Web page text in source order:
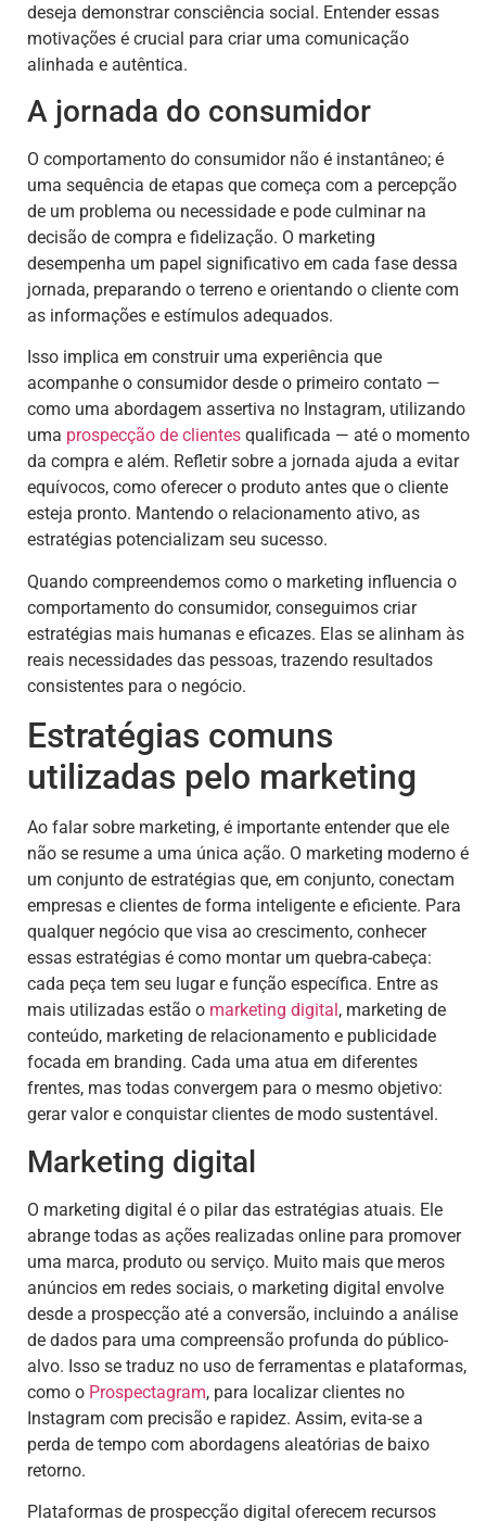
deseja demonstrar consciência social. Entender essas
motivações é crucial para criar uma comunicação
alinhada e autêntica.
A jornada do consumidor
O comportamento do consumidor não é instantâneo; é
uma sequência de etapas que começa com a percepção
de um problema ou necessidade e pode culminar na
decisão de compra e fidelização. O marketing
desempenha um papel significativo em cada fase dessa
jornada, preparando o terreno e orientando o cliente com
as informações e estímulos adequados.
Isso implica em construir uma experiência que
acompanhe o consumidor desde o primeiro contato —
como uma abordagem assertiva no Instagram, utilizando
uma prospecção de clientes qualificada — até o momento
da compra e além. Refletir sobre a jornada ajuda a evitar
equívocos, como oferecer o produto antes que o cliente
esteja pronto. Mantendo o relacionamento ativo, as
estratégias potencializam seu sucesso.
Quando compreendemos como o marketing influencia o
comportamento do consumidor, conseguimos criar
estratégias mais humanas e eficazes. Elas se alinham às
reais necessidades das pessoas, trazendo resultados
consistentes para o negócio.
Estratégias comuns
utilizadas pelo marketing
Ao falar sobre marketing, é importante entender que ele
não se resume a uma única ação. O marketing moderno é
um conjunto de estratégias que, em conjunto, conectam
empresas e clientes de forma inteligente e eficiente. Para
qualquer negócio que visa ao crescimento, conhecer
essas estratégias é como montar um quebra-cabeça:
cada peça tem seu lugar e função específica. Entre as
mais utilizadas estão o marketing digital, marketing de
conteúdo, marketing de relacionamento e publicidade
focada em branding. Cada uma atua em diferentes
frentes, mas todas convergem para o mesmo objetivo:
gerar valor e conquistar clientes de modo sustentável.
Marketing digital
O marketing digital é o pilar das estratégias atuais. Ele
abrange todas as ações realizadas online para promover
uma marca, produto ou serviço. Muito mais que meros
anúncios em redes sociais, o marketing digital envolve
desde a prospecção até a conversão, incluindo a análise
de dados para uma compreensão profunda do público-
alvo. Isso se traduz no uso de ferramentas e plataformas,
como o Prospectagram, para localizar clientes no
Instagram com precisão e rapidez. Assim, evita-se a
perda de tempo com abordagens aleatórias de baixo
retorno.
Plataformas de prospecção digital oferecem recursos